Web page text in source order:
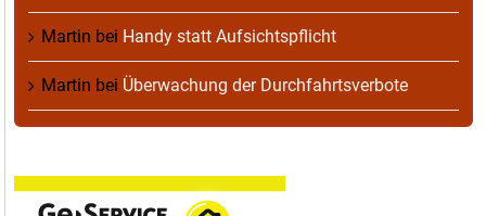
Martin bei Handy statt Aufsichtspflicht
Martin bei Überwachung der Durchfahrtsverbote